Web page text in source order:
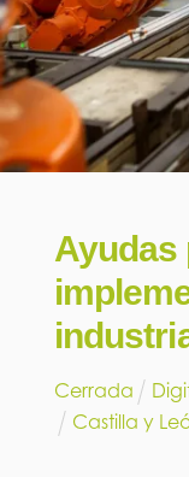
Ayudas
Cerrada
Castilla y